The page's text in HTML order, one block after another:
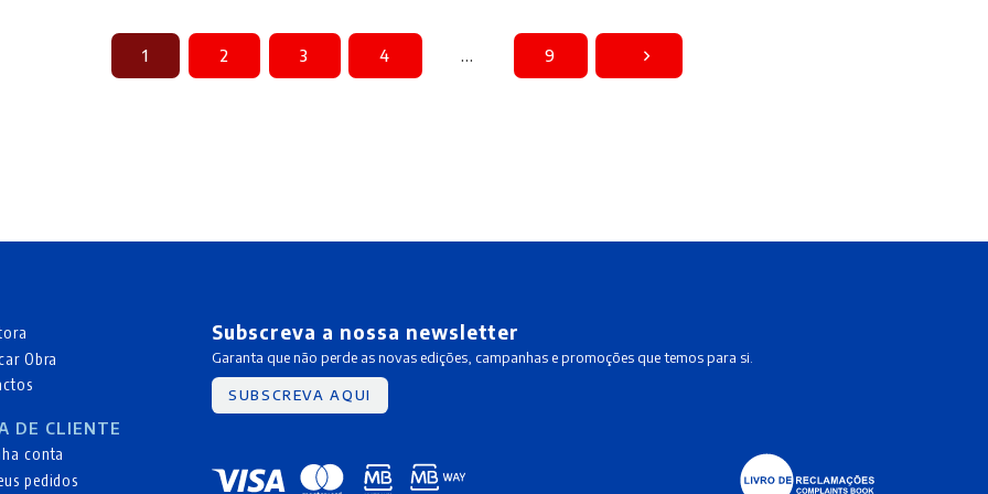
1 2 3 4 … 9
Obra
DE CLIENTE
conta
pedidos
Subscreva a nossa newsletter
Garanta que não perde as novas edições, campanhas e promoções que temos para si.
SUBSCREVA AQUI